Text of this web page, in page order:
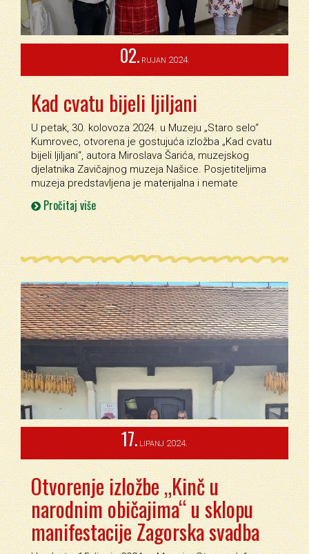
02. RUJAN 2024.
Kad cvatu bijeli ljiljani
U petak, 30. kolovoza 2024. u Muzeju „Staro selo“
Kumrovec, otvorena je gostujuća izložba „Kad cvatu
bijeli ljiljani“, autora Miroslava Šarića, muzejskog
djelatnika Zavičajnog muzeja Našice. Posjetiteljima
muzeja predstavljena je materijalna i nemate
Pročitaj više
17. LIPANJ 2024.
Otvorenje izložbe „Kinč u
narodnim običajima“ u sklopu
manifestacije Zagorska svadba